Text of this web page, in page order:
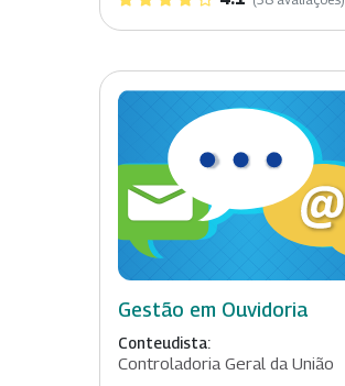
Gestão em Ouvidoria
Conteudista:
Controladoria Geral da União